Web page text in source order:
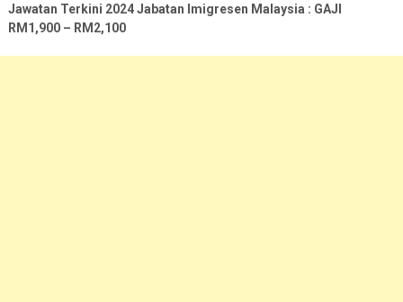
Jawatan Terkini 2024 Jabatan Imigresen Malaysia : GAJI
RM1,900 – RM2,100